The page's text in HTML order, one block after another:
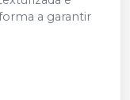
a garantir